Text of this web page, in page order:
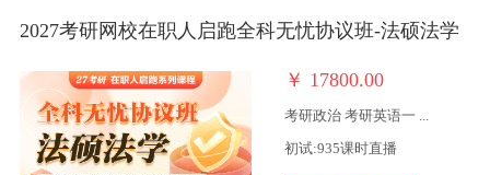
2027考研网校在职人启跑全科无忧协议班-法硕法学
￥ 17800.00
考研政治 考研英语一 ...
初试:935课时直播